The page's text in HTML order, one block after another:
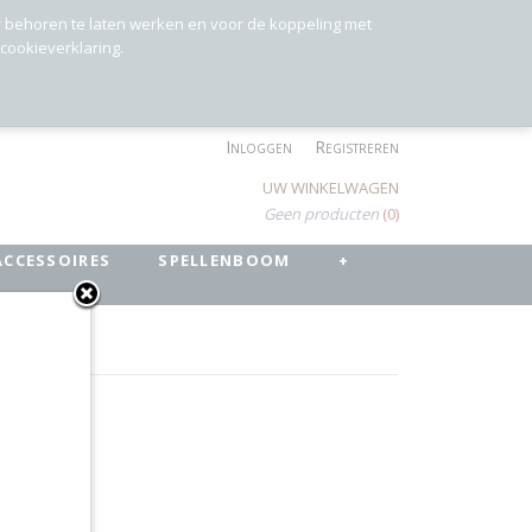
Inloggen Registreren
UW WINKELWAGEN
Geen producten (0)
SPELLENBOOM +
te laten werken en voor de koppeling met